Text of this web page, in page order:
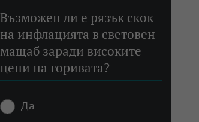
Възможен ли е рязък скок
на инфлацията в световен
мащаб заради високите
цени на горивата?
Да